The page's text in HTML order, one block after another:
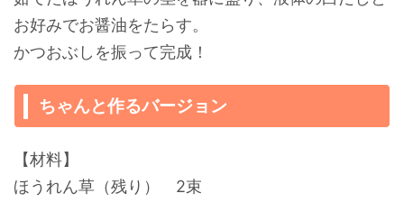
お好みでお醤油をたらす。
かつおぶしを振って完成！
ちゃんと作るバージョン
【材料】
ほうれん草（残り） 2束